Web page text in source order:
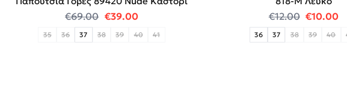
είναι: €25.00.
€69.00 Original price was: €69.00.
€39.00Η τρέχουσα τιμή είναι: €39.00.
35 36 37 38 39 40 41
€12.00 Original
€10.00Η
36 37 38 39 40